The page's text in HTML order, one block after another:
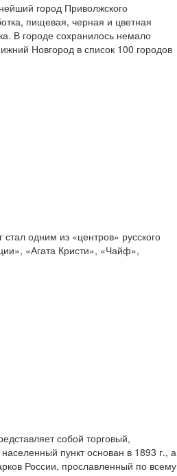
город Приволжского
пищевая, черная и цветная
В городе сохранилось немало
Новгород в список 100 городов
одним из «центров» русского
«Агата Кристи», «Чайф»,
собой торговый,
пункт основан в 1893 г., а
России, прославленный по всему